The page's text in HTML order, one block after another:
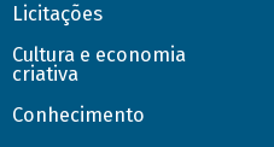
Licitações
Cultura e economia
criativa
Conhecimento